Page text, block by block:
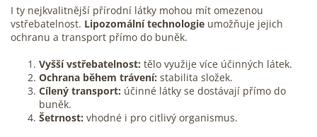
I ty nejkvalitnější přírodní látky mohou mít omezenou
vstřebatelnost. Lipozomální technologie umožňuje jejich
ochranu a transport přímo do buněk.
Vyšší vstřebatelnost: tělo využije více účinných látek.
Ochrana během trávení: stabilita složek.
Cílený transport: účinné látky se dostávají přímo do
buněk.
Šetrnost: vhodné i pro citlivý organismus.